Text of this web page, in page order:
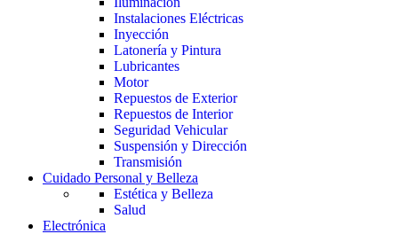
Instalaciones Eléctricas
Inyección
Latonería y Pintura
Lubricantes
Motor
Repuestos de Exterior
Repuestos de Interior
Seguridad Vehicular
Suspensión y Dirección
Transmisión
Cuidado Personal y Belleza
Estética y Belleza
Salud
Electrónica